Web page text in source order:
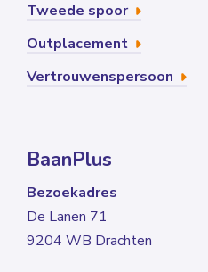
Tweede spoor
Outplacement
Vertrouwenspersoon
BaanPlus
Bezoekadres
De Lanen 71
9204 WB Drachten